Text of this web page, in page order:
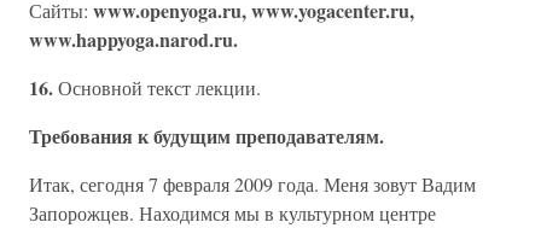
Сайты: www.openyoga.ru, www.yogacenter.ru,
www.happyoga.narod.ru.
16.Основной текст лекции.
Требования к будущим преподавателям.
Итак, сегодня 7 февраля 2009 года. Меня зовут Вадим
Запорожцев. Находимся мы в культурном центре